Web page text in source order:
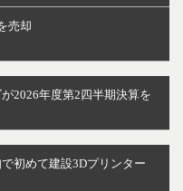
売却
2026年度第2四半期決算を
初めて建設3Dプリンター